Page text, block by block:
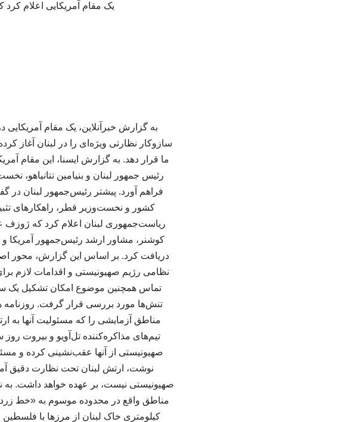
یک مقام آمریکایی اعلام کرد
به گزارش خبرآنلاین، یک مقام
سازوکار نظارتی ویژه‌ای را در لبنان آغاز
ما قرار دهد. به گزارش ایسنا، این مقام
رئیس جمهور لبنان و بنیامین نتانیاهو،
فراهم آورد. پیشتر رئیس‌جمهور لبنان در
کشور و نخست‌وزیر قطر، راهکارهای
ریاست‌جمهوری لبنان اعلام کرد که
کوشنر، مشاور ارشد رئیس‌جمهور آمریکا
دریافت کرد. بر اساس این گزارش، محور
نظامی رژیم صهیونیستی و اقدامات لازم
تماس همچنین موضوع امکان تشکیل یک
تنش‌ها مورد بررسی قرار گرفت.
مناطق آزمایشی را که مسئولیت آنها به
تیم‌های مذاکره‌کننده تل‌آویو و بیروت
صهیونیستی از آنها عقب‌نشینی کرده و
نوشت، ارتش لبنان تحت نظارت دقیق
صهیونیستی نیست، بر عهده خواهد داشت. به
کیلومتری خاک لبنان از مرزها با